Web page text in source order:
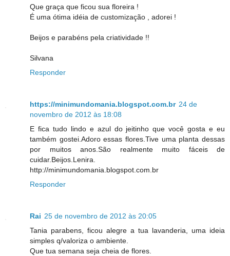
Que graça que ficou sua floreira !
É uma ótima idéia de customização , adorei !
Beijos e parabéns pela criatividade !!
Silvana
Responder
https://minimundomania.blogspot.com.br 24 de
novembro de 2012 às 18:08
E fica tudo lindo e azul do jeitinho que você gosta e eu
também gostei.Adoro essas flores.Tive uma planta dessas
por muitos anos.São realmente muito fáceis de
cuidar.Beijos.Lenira.
http://minimundomania.blogspot.com.br
Responder
Rai 25 de novembro de 2012 às 20:05
Tania parabens, ficou alegre a tua lavanderia, uma ideia
simples q/valoriza o ambiente.
Que tua semana seja cheia de flores.